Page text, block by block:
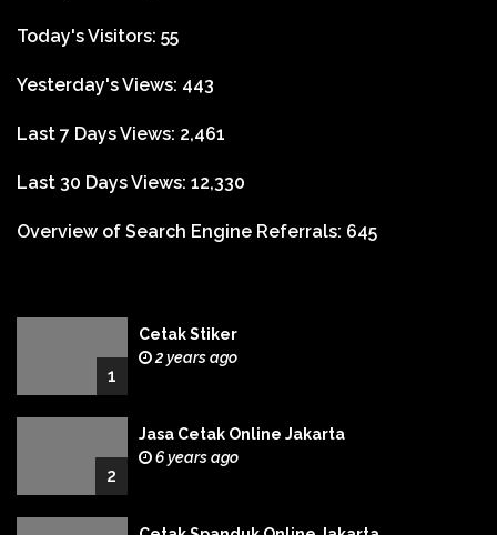
Today's Visitors: 55
Yesterday's Views: 443
Last 7 Days Views: 2,461
Last 30 Days Views: 12,330
Overview of Search Engine Referrals: 645
1
Cetak Stiker
2 years ago
2
Jasa Cetak Online Jakarta
6 years ago